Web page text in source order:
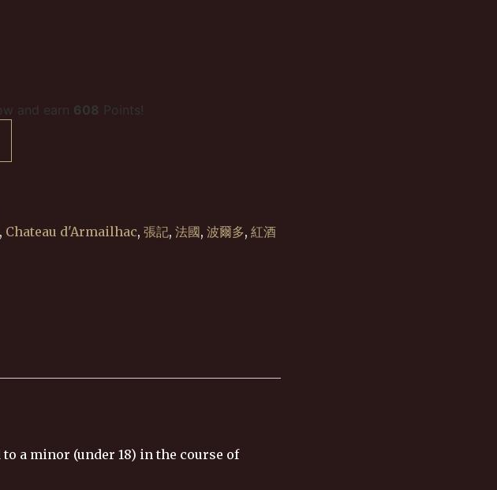
and earn 608 Points!
Chateau d'Armailhac, 張記, 法國, 波爾多, 紅酒
a minor (under 18) in the course of